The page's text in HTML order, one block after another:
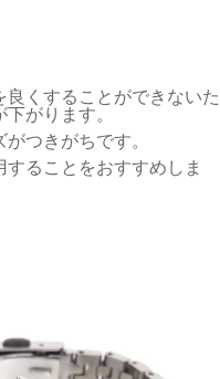
くすることができないた
がります。
つきがちです。
ることをおすすめしま